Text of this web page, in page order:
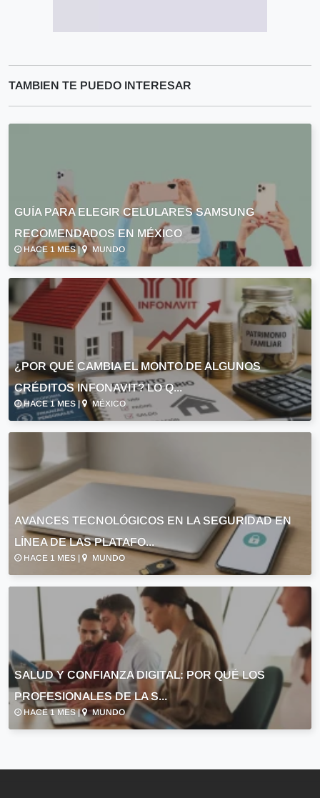
TAMBIEN TE PUEDO INTERESAR
GUÍA PARA ELEGIR CELULARES SAMSUNG
RECOMENDADOS EN MÉXICO
HACE 1 MES | MUNDO
¿POR QUÉ CAMBIA EL MONTO DE ALGUNOS
CRÉDITOS INFONAVIT? LO Q...
HACE 1 MES | MÉXICO
AVANCES TECNOLÓGICOS EN LA SEGURIDAD EN
LÍNEA DE LAS PLATAFO...
HACE 1 MES | MUNDO
SALUD Y CONFIANZA DIGITAL: POR QUÉ LOS
PROFESIONALES DE LA S...
HACE 1 MES | MUNDO